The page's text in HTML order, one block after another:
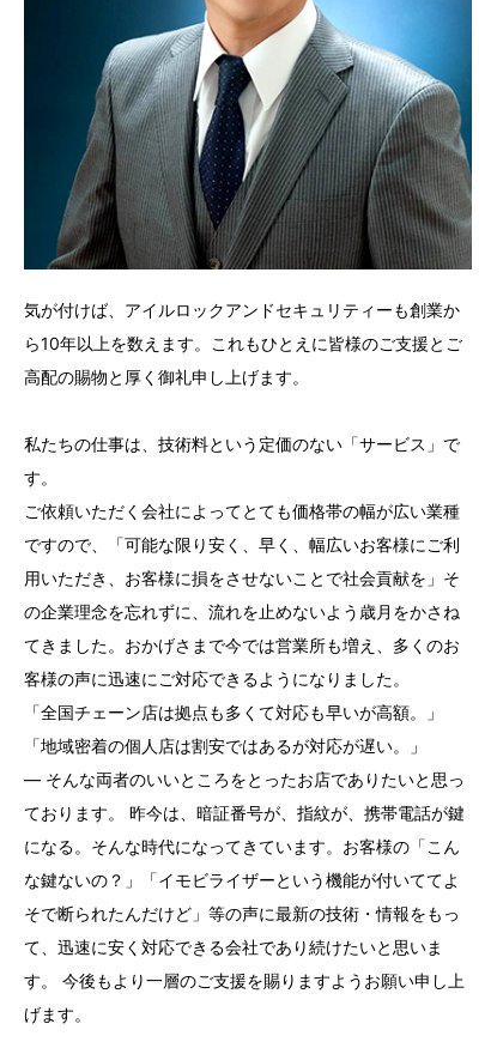
気が付けば、アイルロックアンドセキュリティーも創業か
ら10年以上を数えます。これもひとえに皆様のご支援とご
高配の賜物と厚く御礼申し上げます。
私たちの仕事は、技術料という定価のない「サービス」で
す。
ご依頼いただく会社によってとても価格帯の幅が広い業種
ですので、「可能な限り安く、早く、幅広いお客様にご利
用いただき、お客様に損をさせないことで社会貢献を」そ
の企業理念を忘れずに、流れを止めないよう歳月をかさね
てきました。おかげさまで今では営業所も増え、多くのお
客様の声に迅速にご対応できるようになりました。
「全国チェーン店は拠点も多くて対応も早いが高額。」
「地域密着の個人店は割安ではあるが対応が遅い。」
― そんな両者のいいところをとったお店でありたいと思っ
ております。 昨今は、暗証番号が、指紋が、携帯電話が鍵
になる。そんな時代になってきています。お客様の「こん
な鍵ないの？」「イモビライザーという機能が付いててよ
そで断られたんだけど」等の声に最新の技術・情報をもっ
て、迅速に安く対応できる会社であり続けたいと思いま
す。 今後もより一層のご支援を賜りますようお願い申し上
げます。